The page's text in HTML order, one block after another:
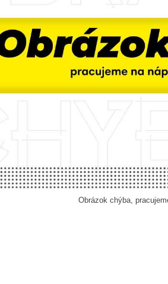
Obrázok chýba,